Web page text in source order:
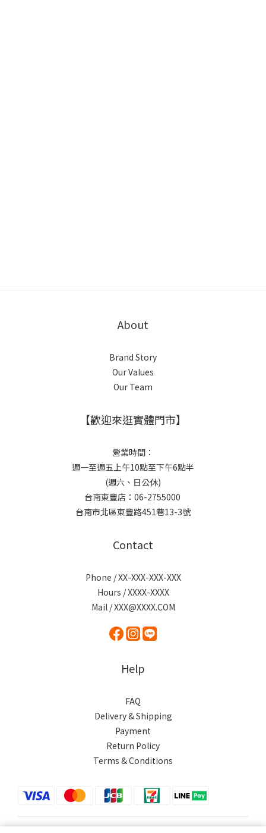
About
Brand Story
Our Values
Our Team
【歡迎來逛實體門市】
營業時間：
週一至週五上午10點至下午6點半
(週六、日公休)
台南東豐店：06-2755000
台南市北區東豐路451巷13-3號
Contact
Phone / XX-XXX-XXX-XXX
Hours / XXXX-XXXX
Mail / XXX@XXXX.COM
Help
FAQ
Delivery & Shipping
Payment
Return Policy
Terms & Conditions